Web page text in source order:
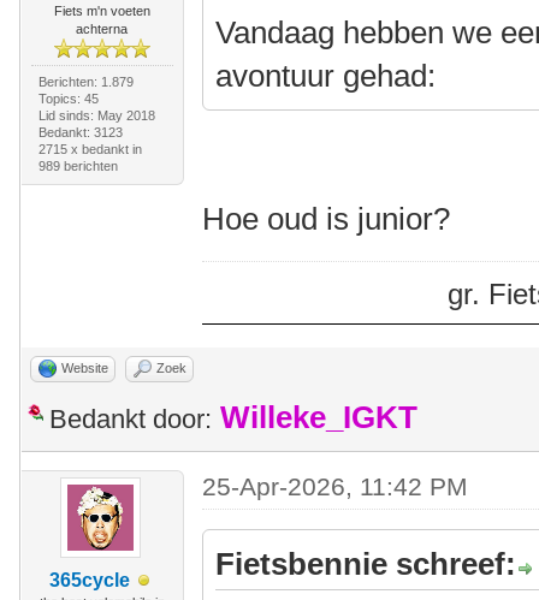
Fiets m'n voeten
achterna
Berichten: 1.879
Topics: 45
Lid sinds: May 2018
Bedankt: 3123
2715 x bedankt in
989 berichten
Vandaag hebben we
avontuur gehad:
Hoe oud is junior?
gr.
Website Zoek
Bedankt door: Willeke_IGKT
365cycle
25-Apr-2026, 11:42 PM
Fietsbennie schreef: